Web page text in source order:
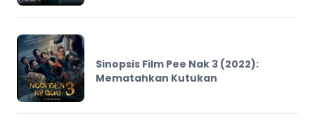
Sinopsis Film Pee Nak 3 (2022):
Mematahkan Kutukan